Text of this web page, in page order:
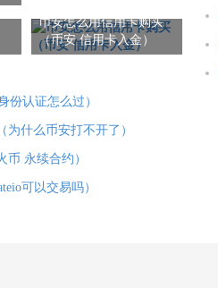
币安怎么用信用卡购买
（币安 信用卡入金）
份认证怎么过）
为什么币安打不开了）
币 永续合约）
可以交易吗）